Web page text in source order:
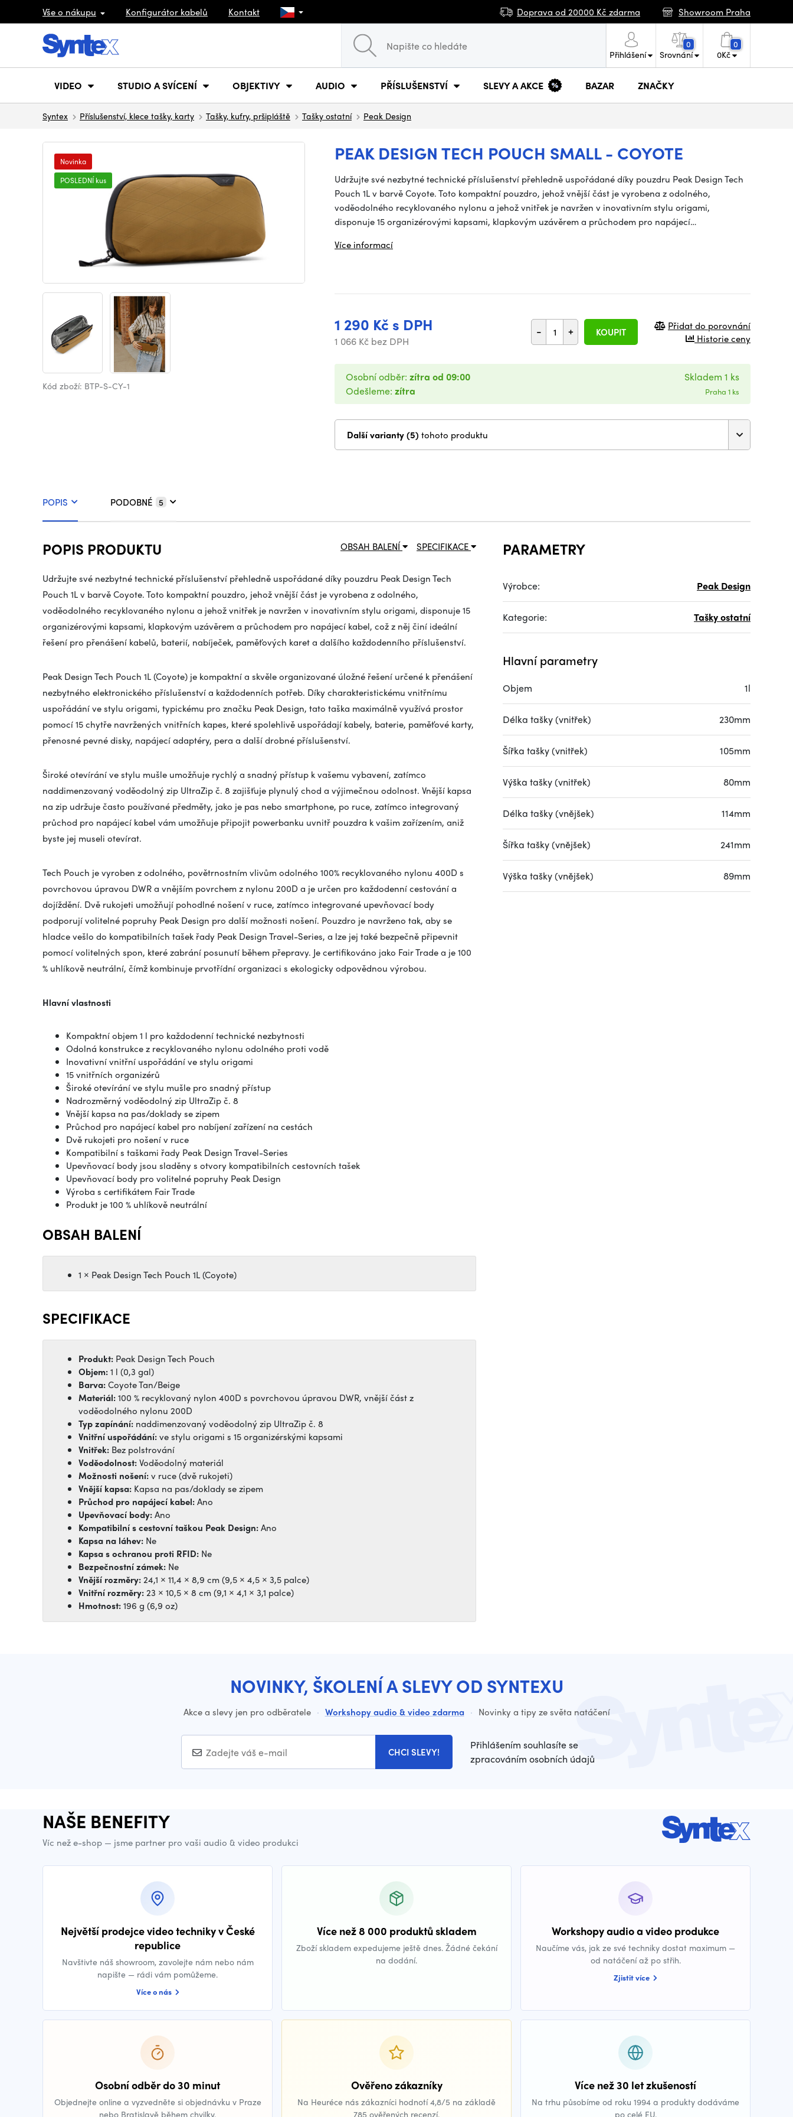
Vše o nákupu Konfigurátor kabelů Kontakt Doprava od 20000 Kč zdarma Showroom Praha
Přihlášení
0
Srovnání
0
0Kč
VIDEO STUDIO A SVÍCENÍ OBJEKTIVY AUDIO PŘÍSLUŠENSTVÍ SLEVY A AKCE BAZAR ZNAČKY
Syntex Příslušenství, klece tašky, karty Tašky, kufry, pršipláště Tašky ostatní Peak Design
PEAK DESIGN TECH POUCH SMALL - COYOTE
Novinka
POSLEDNÍ kus
Kód zboží: BTP-S-CY-1
Udržujte své nezbytné technické příslušenství přehledně uspořádané díky pouzdru Peak Design Tech
Pouch 1L v barvě Coyote. Toto kompaktní pouzdro, jehož vnější část je vyrobena z odolného,
voděodolného recyklovaného nylonu a jehož vnitřek je navržen v inovativním stylu origami,
disponuje 15 organizérovými kapsami, klapkovým uzávěrem a průchodem pro napájecí…
Více informací
1 290 Kč s DPH
1 066 Kč bez DPH
- + KOUPIT
Přidat do porovnání
Historie ceny
Osobní odběr: zítra od 09:00
Odešleme: zítra
Skladem 1 ks
Praha 1 ks
Další varianty (5) tohoto produktu
POPIS PODOBNÉ 5
SPECIFIKACE
OBSAH BALENÍ
POPIS PRODUKTU
Udržujte své nezbytné technické příslušenství přehledně uspořádané díky pouzdru Peak Design Tech
Pouch 1L v barvě Coyote. Toto kompaktní pouzdro, jehož vnější část je vyrobena z odolného,
voděodolného recyklovaného nylonu a jehož vnitřek je navržen v inovativním stylu origami, disponuje 15
organizérovými kapsami, klapkovým uzávěrem a průchodem pro napájecí kabel, což z něj činí ideální
řešení pro přenášení kabelů, baterií, nabíječek, paměťových karet a dalšího každodenního příslušenství.
Peak Design Tech Pouch 1L (Coyote) je kompaktní a skvěle organizované úložné řešení určené k přenášení
nezbytného elektronického příslušenství a každodenních potřeb. Díky charakteristickému vnitřnímu
uspořádání ve stylu origami, typickému pro značku Peak Design, tato taška maximálně využívá prostor
pomocí 15 chytře navržených vnitřních kapes, které spolehlivě uspořádají kabely, baterie, paměťové karty,
přenosné pevné disky, napájecí adaptéry, pera a další drobné příslušenství.
Široké otevírání ve stylu mušle umožňuje rychlý a snadný přístup k vašemu vybavení, zatímco
naddimenzovaný voděodolný zip UltraZip č. 8 zajišťuje plynulý chod a výjimečnou odolnost. Vnější kapsa
na zip udržuje často používané předměty, jako je pas nebo smartphone, po ruce, zatímco integrovaný
průchod pro napájecí kabel vám umožňuje připojit powerbanku uvnitř pouzdra k vašim zařízením, aniž
byste jej museli otevírat.
Tech Pouch je vyroben z odolného, povětrnostním vlivům odolného 100% recyklovaného nylonu 400D s
povrchovou úpravou DWR a vnějším povrchem z nylonu 200D a je určen pro každodenní cestování a
dojíždění. Dvě rukojeti umožňují pohodlné nošení v ruce, zatímco integrované upevňovací body
podporují volitelné popruhy Peak Design pro další možnosti nošení. Pouzdro je navrženo tak, aby se
hladce vešlo do kompatibilních tašek řady Peak Design Travel-Series, a lze jej také bezpečně připevnit
pomocí volitelných spon, které zabrání posunutí během přepravy. Je certifikováno jako Fair Trade a je 100
% uhlíkově neutrální, čímž kombinuje prvotřídní organizaci s ekologicky odpovědnou výrobou.
Hlavní vlastnosti
Kompaktní objem 1 l pro každodenní technické nezbytnosti
Odolná konstrukce z recyklovaného nylonu odolného proti vodě
Inovativní vnitřní uspořádání ve stylu origami
15 vnitřních organizérů
Široké otevírání ve stylu mušle pro snadný přístup
Nadrozměrný voděodolný zip UltraZip č. 8
Vnější kapsa na pas/doklady se zipem
Průchod pro napájecí kabel pro nabíjení zařízení na cestách
Dvě rukojeti pro nošení v ruce
Kompatibilní s taškami řady Peak Design Travel-Series
Upevňovací body jsou sladěny s otvory kompatibilních cestovních tašek
Upevňovací body pro volitelné popruhy Peak Design
Výroba s certifikátem Fair Trade
Produkt je 100 % uhlíkově neutrální
OBSAH BALENÍ
1 × Peak Design Tech Pouch 1L (Coyote)
SPECIFIKACE
Produkt: Peak Design Tech Pouch
Objem:1 l (0,3 gal)
Barva:Coyote Tan/Beige
Materiál:100 % recyklovaný nylon 400D s povrchovou úpravou DWR, vnější část z
voděodolného nylonu 200D
Typ zapínání: naddimenzovaný voděodolný zip UltraZip č. 8
Vnitřní uspořádání:ve stylu origami s 15 organizérskými kapsami
Vnitřek: Bez polstrování
Voděodolnost:Voděodolný materiál
Možnosti nošení:v ruce (dvě rukojeti)
Vnější kapsa: Kapsa na pas/doklady se zipem
Průchod pro napájecí kabel:Ano
Upevňovací body:Ano
Kompatibilní s cestovní taškou Peak Design:Ano
Kapsa na láhev: Ne
Kapsa s ochranou proti RFID: Ne
Bezpečnostní zámek: Ne
Vnější rozměry:24,1 × 11,4 × 8,9 cm (9,5 × 4,5 × 3,5 palce)
Vnitřní rozměry:23 × 10,5 × 8 cm (9,1 × 4,1 × 3,1 palce)
Hmotnost:196 g (6,9 oz)
PARAMETRY
Výrobce: Peak Design
Kategorie: Tašky ostatní
Hlavní parametry
Objem 1l
Délka tašky (vnitřek) 230mm
Šířka tašky (vnitřek) 105mm
Výška tašky (vnitřek) 80mm
Délka tašky (vnějšek) 114mm
Šířka tašky (vnějšek) 241mm
Výška tašky (vnějšek) 89mm
NOVINKY, ŠKOLENÍ A SLEVY OD SYNTEXU
Akce a slevy jen pro odběratele · Workshopy audio & video zdarma · Novinky a tipy ze světa natáčení
CHCI SLEVY!
Přihlášením souhlasíte se
zpracováním osobních údajů
NAŠE BENEFITY
Víc než e-shop — jsme partner pro vaši audio & video produkci
Největší prodejce video techniky v České
republice
Navštivte náš showroom, zavolejte nám nebo nám
napište — rádi vám pomůžeme.
Více o nás
Více než 8 000 produktů skladem
Zboží skladem expedujeme ještě dnes. Žádné čekání
na dodání.
Workshopy audio a video produkce
Naučíme vás, jak ze své techniky dostat maximum —
od natáčení až po střih.
Zjistit více
Osobní odběr do 30 minut
Objednejte online a vyzvedněte si objednávku v Praze
nebo Bratislavě během chvilky.
Ověřeno zákazníky
Na Heuréce nás zákazníci hodnotí 4,8/5 na základě
785 ověřených recenzí.
Více než 30 let zkušeností
Na trhu působíme od roku 1994 a produkty dodáváme
po celé EU.